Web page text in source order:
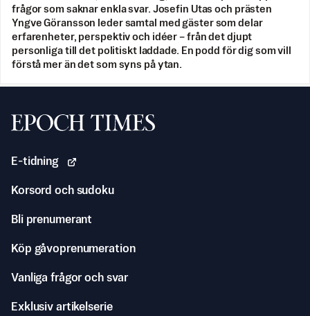
frågor som saknar enkla svar. Josefin Utas och prästen
Yngve Göransson leder samtal med gäster som delar
erfarenheter, perspektiv och idéer – från det djupt
personliga till det politiskt laddade. En podd för dig som vill
förstå mer än det som syns på ytan.
Svenska Epoch Times
E-tidning
Korsord och sudoku
Bli prenumerant
Köp gåvoprenumeration
Vanliga frågor och svar
Exklusiv artikelserie